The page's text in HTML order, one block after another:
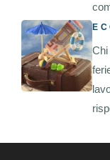
Chi